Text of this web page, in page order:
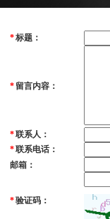
*标题：
* 留言内容：
*联系人：
*联系电话：
邮箱：
*验证码：